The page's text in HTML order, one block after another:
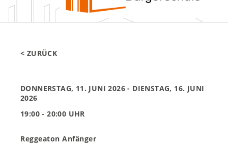
< ZURÜCK
DONNERSTAG, 11. JUNI 2026 - DIENSTAG, 16. JUNI
2026
19:00 - 20:00 UHR
Reggeaton Anfänger